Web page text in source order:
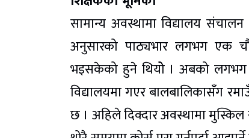
सामान्य अवस्थामा विद्यालय
अनुसारको पाठ्यभार लगभग एक
भइसकेको हुने थियोे । अबको लगभग
विद्यालयमा गएर बालबालिकासँग
छ । अहिले दिक्दार अवस्थामा